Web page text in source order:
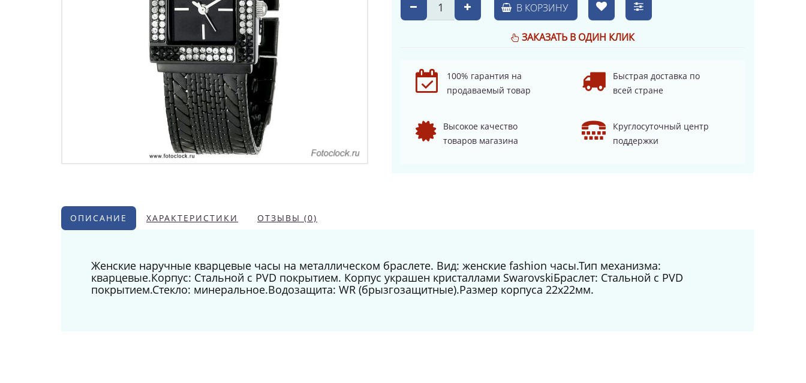
В КОРЗИНУ
ЗАКАЗАТЬ В ОДИН КЛИК
100% гарантия на
продаваемый товар
Быстрая доставка по
всей стране
Высокое качество
товаров магазина
Круглосуточный центр
поддержки
ОПИСАНИЕ ХАРАКТЕРИСТИКИ ОТЗЫВЫ (0)
Женские наручные кварцевые часы на металлическом браслете. Вид: женские fashion часы.Тип механизма:
кварцевые.Корпус: Стальной с PVD покрытием. Корпус украшен кристаллами SwarovskiБраслет: Стальной с PVD
покрытием.Стекло: минеральное.Водозащита: WR (брызгозащитные).Размер корпуса 22х22мм.